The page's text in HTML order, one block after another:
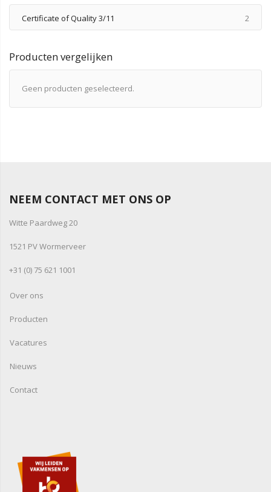
Certificate of Quality 3/11 2
Producten vergelijken
Geen producten geselecteerd.
NEEM CONTACT MET ONS OP
Witte Paardweg 20
1521 PV Wormerveer
+31 (0) 75 621 1001
Over ons
Producten
Vacatures
Nieuws
Contact